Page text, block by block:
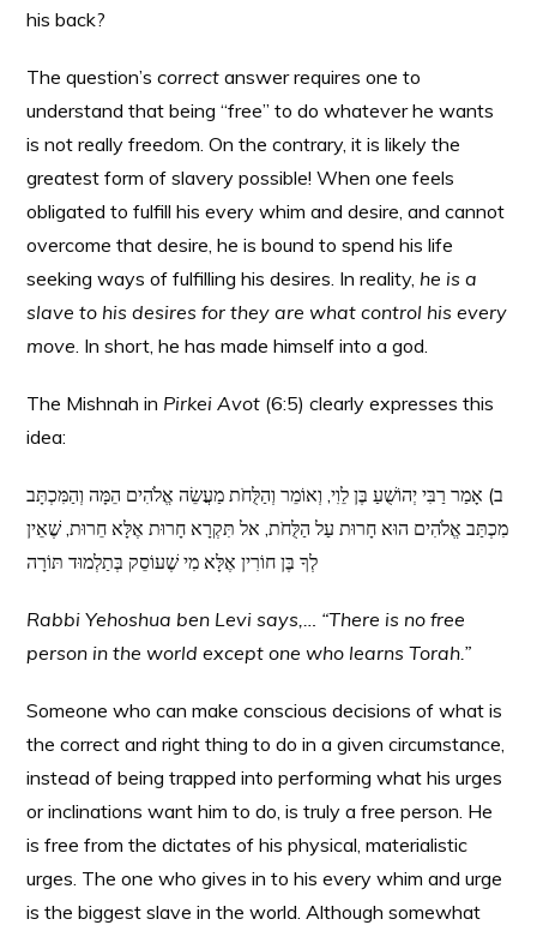
his back?
The question’scorrect answer requires one to
understand that being “free” to do whatever he wants
is not really freedom. On the contrary, it is likely the
greatest form of slavery possible! When one feels
obligated to fulfill his every whim and desire, and cannot
overcome that desire, he is bound to spend his life
seeking ways of fulfilling his desires. In reality, he is a
slave to his desires for they are what control his every
move. In short, he has made himself into a god.
The Mishnah in Pirkei Avot (6:5) clearly expresses this
idea:
ב) אָמַר רַבִּי יְהוֹשֻׁעַ בֶּן לֵוִי, וְאוֹמֵר וְהַלֻּחֹת מַעֲשֵׂה אֱלֹהִים הֵמָּה וְהַמִּכְתָּב
מִכְתַּב אֱלֹהִים הוּא חָרוּת עַל הַלֻּחֹת, אל תִּקְרָא חָרוּת אֶלָּא חֵרוּת, שֶׁאֵין
לְךָ בֶּן חוֹרִין אֶלָּא מִי שֶׁעוֹסֵק בְּתַלְמוּד תּוֹרָה
Rabbi Yehoshua ben Levi says,… “There is no free
person in the world except one who learns Torah.”
Someone who can make conscious decisions of what is
the correct and right thing to do in a given circumstance,
instead of being trapped into performing what his urges
or inclinations want him to do, is truly a free person. He
is free from the dictates of his physical, materialistic
urges. The one who gives in to his every whim and urge
is the biggest slave in the world. Although somewhat